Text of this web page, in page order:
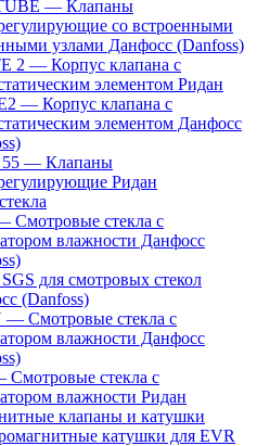
— Клапаны
со встроенными
узлами Данфосс (Danfoss)
2 — Корпус клапана с
элементом Ридан
— Корпус клапана с
элементом Данфосс
55 — Клапаны
Ридан
Смотровые стекла с
влажности Данфосс
для смотровых стекол
(Danfoss)
— Смотровые стекла с
влажности Данфосс
Смотровые стекла с
влажности Ридан
клапаны и катушки
катушки для EVR